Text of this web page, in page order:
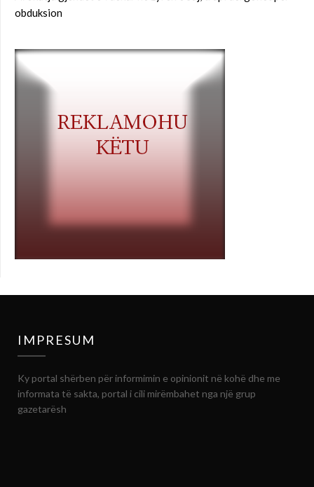
obduksion
IMPRESUM
Ky portal shërben për informimin e opinionit në kohë dhe me
informata të sakta, portal i cili mirëmbahet nga një grup
gazetarësh